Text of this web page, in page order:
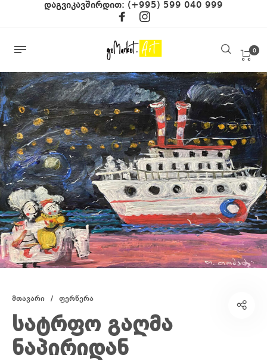
დაგვიკავშირდით: (+995) 599 040 999
0
მთავარი / ფერწერა
სატრფო გაღმა
ნაპირიდან